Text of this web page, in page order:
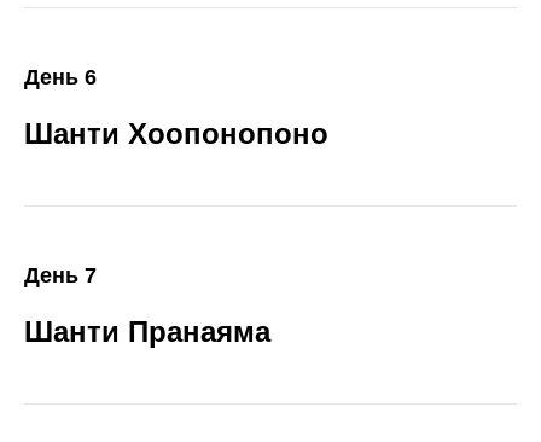
День 6
Шанти Хоопонопоно
День 7
Шанти Пранаяма